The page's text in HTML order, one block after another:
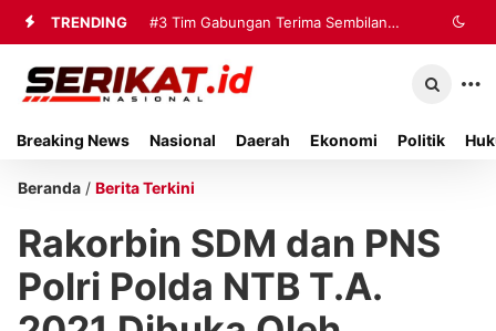
TRENDING #3 Tim Gabungan Terima Sembilan
Korban Evakuasi KM Mutiara Sentosa
Breaking News Nasional Daerah Ekonomi Politik
Beranda / Berita Terkini
Rakorbin SDM dan PNS
Polri Polda NTB T.A.